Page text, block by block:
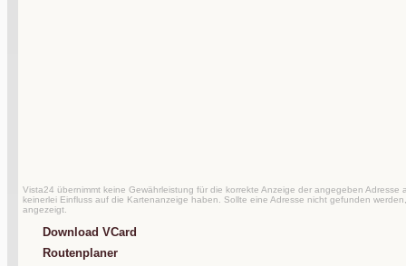
Vista24 übernimmt keine Gewährleistung für die korrekte Anzeige der angegeben Adresse
keinerlei Einfluss auf die Kartenanzeige haben. Sollte eine Adresse nicht gefunden
angezeigt.
Download VCard
Routenplaner